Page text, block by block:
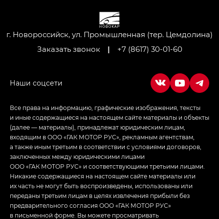
M8 — Эм 8 (M8) в комплектациях Джи Эль — GL,
Джи Ти — GT, Джи Икс — GX,
LOUNGE
Empow — Эмпау (Empow) в комплектации
Джи Эс — GS, Джи Эль с элементы экстерьера
г. Новороссийск, ул. Промышленная (тер. Цемдолина)
Заказать звонок
| +7 (8617) 30-01-60
Все права на информацию, графические изображения, тексты
и иные содержащиеся на настоящем сайте материалы и объекты
(далее — материалы), принадлежат юридическим лицам,
входящим в ООО «ГАК МОТОР РУС», рекламным агентствам,
а также иным третьим в соответствии с условиями договоров,
заключенных между юридическими лицами
ООО «ГАК МОТОР РУС» и соответствующими третьими лицами.
Никакие содержащиеся на настоящем сайте материалы или
их часть не могут быть воспроизведены, использованы или
переданы третьим лицам в целях извлечения прибыли без
предварительного согласия ООО «ГАК МОТОР РУС»
в письменной форме. Вы можете просматривать